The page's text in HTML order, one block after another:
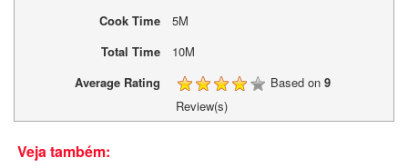
Cook Time
5M
Total Time
10M
Average Rating
Based on 9
Review(s)
Veja também: